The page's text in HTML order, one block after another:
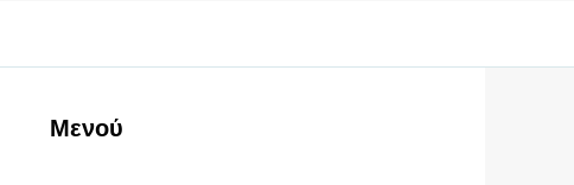
Μενού